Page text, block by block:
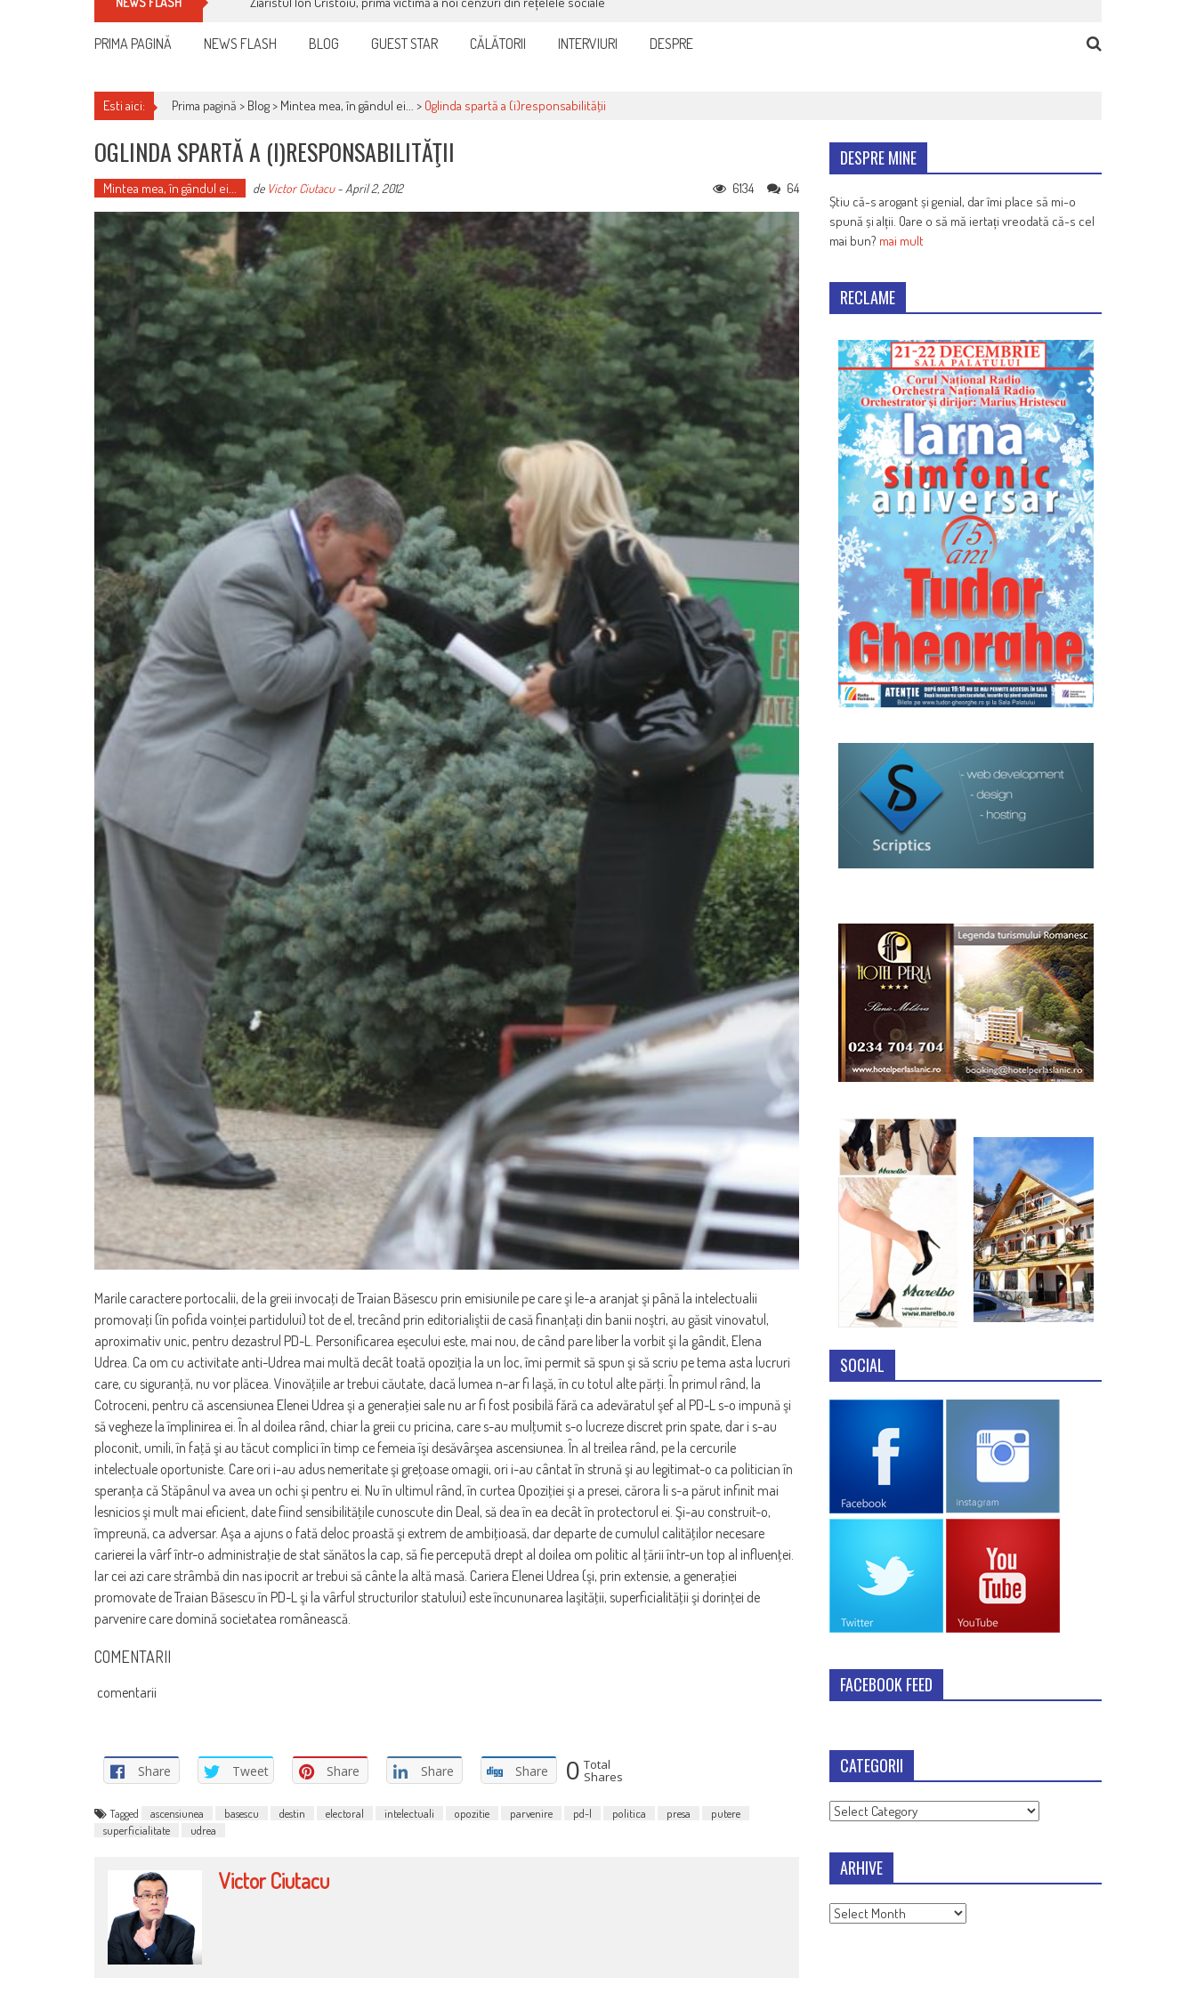
PRIMA PAGINĂ NEWS FLASH BLOG GUEST STAR CĂLĂTORII INTERVIURI DESPRE
Esti aici: Prima pagină > Blog> Mintea mea, în gândul ei... > Oglinda spartă a (i)responsabilităţii
OGLINDA SPARTĂ A (I)RESPONSABILITĂŢII
Mintea mea, în gândul ei... de Victor Ciutacu- April 2, 2012 64
6134
Marile caractere portocalii, de la greii invocaţi de Traian Băsescu prin emisiunile pe care şi le-a aranjat şi până la intelectualii
promovaţi (în pofida voinţei partidului) tot de el, trecând prin editorialiştii de casă finanţaţi din banii noştri, au găsit vinovatul,
aproximativ unic, pentru dezastrul PD-L. Personificarea eşecului este, mai nou, de când pare liber la vorbit şi la gândit, Elena
Udrea. Ca om cu activitate anti-Udrea mai multă decât toată opoziţia la un loc, îmi permit să spun şi să scriu pe tema asta lucruri
care, cu siguranţă, nu vor plăcea. Vinovăţiile ar trebui căutate, dacă lumea n-ar fi laşă, în cu totul alte părţi. În primul rând, la
Cotroceni, pentru că ascensiunea Elenei Udrea şi a generaţiei sale nu ar fi fost posibilă fără ca adevăratul şef al PD-L s-o impună şi
să vegheze la împlinirea ei. În al doilea rând, chiar la greii cu pricina, care s-au mulţumit s-o lucreze discret prin spate, dar i s-au
ploconit, umili, în faţă şi au tăcut complici în timp ce femeia îşi desăvârşea ascensiunea. În al treilea rând, pe la cercurile
intelectuale oportuniste. Care ori i-au adus nemeritate şi greţoase omagii, ori i-au cântat în strună şi au legitimat-o ca politician în
speranţa că Stăpânul va avea un ochi şi pentru ei. Nu în ultimul rând, în curtea Opoziţiei şi a presei, cărora li s-a părut infinit mai
lesnicios şi mult mai eficient, date fiind sensibilităţile cunoscute din Deal, să dea în ea decât în protectorul ei. Şi-au construit-o,
împreună, ca adversar. Aşa a ajuns o fată deloc proastă şi extrem de ambiţioasă, dar departe de cumulul calităţilor necesare
carierei la vârf într-o administraţie de stat sănătos la cap, să fie percepută drept al doilea om politic al ţării într-un top al influenţei.
Iar cei azi care strâmbă din nas ipocrit ar trebui să cânte la altă masă. Cariera Elenei Udrea (şi, prin extensie, a generaţiei
promovate de Traian Băsescu în PD-L şi la vârful structurilor statului) este încununarea laşităţii, superficialităţii şi dorinţei de
parvenire care domină societatea românească.
COMENTARII
comentarii
Share Tweet Share Share Share 0 Total
Shares
Tagged ascensiunea basescu destin electoral intelectuali opozitie parvenire pd-l politica presa
putere
superficialitate
udrea
Victor Ciutacu
DESPRE MINE
Știu că-s arogant și genial, dar îmi place să mi-o
spună și alții. Oare o să mă iertați vreodată că-s cel
mai bun? mai mult
RECLAME
SOCIAL
FACEBOOK FEED
CATEGORII
Categorii
ARHIVE
Arhive